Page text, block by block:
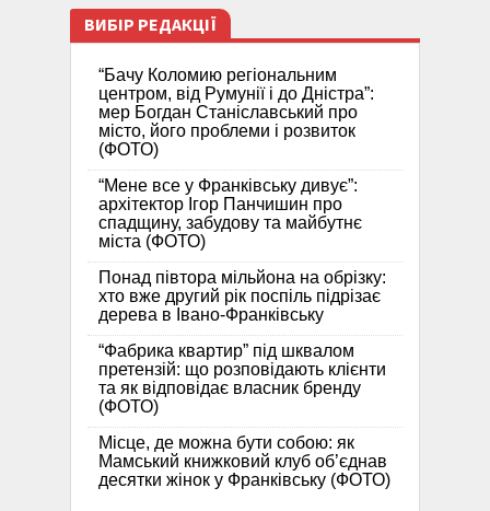
ВИБІР РЕДАКЦІЇ
“Бачу Коломию регіональним
центром, від Румунії і до Дністра”:
мер Богдан Станіславський про
місто, його проблеми і розвиток
(ФОТО)
“Мене все у Франківську дивує”:
архітектор Ігор Панчишин про
спадщину, забудову та майбутнє
міста (ФОТО)
Понад півтора мільйона на обрізку:
хто вже другий рік поспіль підрізає
дерева в Івано-Франківську
“Фабрика квартир” під шквалом
претензій: що розповідають клієнти
та як відповідає власник бренду
(ФОТО)
Місце, де можна бути собою: як
Мамський книжковий клуб об’єднав
десятки жінок у Франківську (ФОТО)